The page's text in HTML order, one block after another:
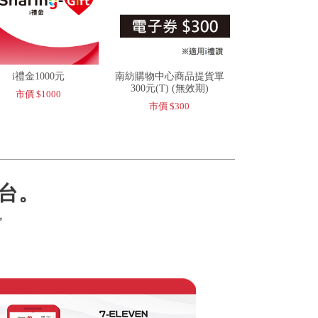
i禮金1000元
市價 $1000
南紡購物中心商品提貨單
300元(T) (無效期)
市價 $300
。